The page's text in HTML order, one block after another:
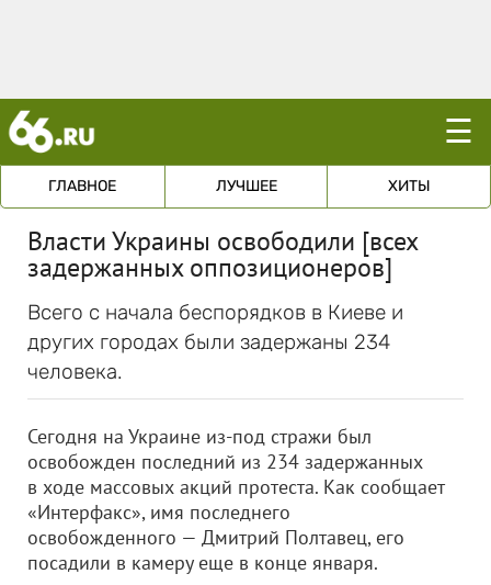
☰
ГЛАВНОЕ ЛУЧШЕЕ ХИТЫ
Власти Украины освободили [всех
задержанных оппозиционеров]
Всего с начала беспорядков в Киеве и
других городах были задержаны 234
человека.
Сегодня на Украине из-под стражи был
освобожден последний из 234 задержанных
в ходе массовых акций протеста. Как сообщает
«Интерфакс», имя последнего
освобожденного — Дмитрий Полтавец, его
посадили в камеру еще в конце января.